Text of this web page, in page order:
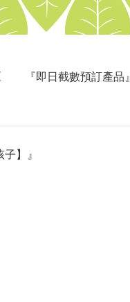
『即日截數預訂產品』
】』